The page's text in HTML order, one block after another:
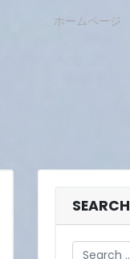
ホームページ
SEARCH
Search